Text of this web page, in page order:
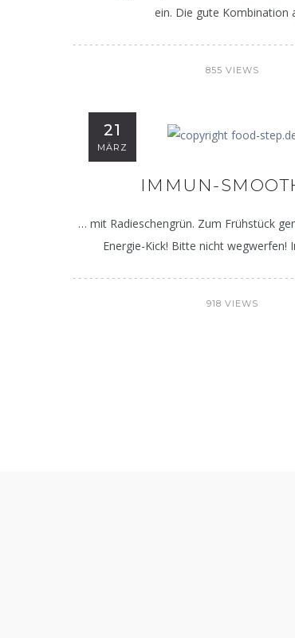
ein. Die gute Kombination
855 VIEWS
21
MÄRZ
IMMUN-
… mit Radieschengrün. Zum Frühstück
Energie-Kick! Bitte nicht wegwerfen!
918 VIEWS